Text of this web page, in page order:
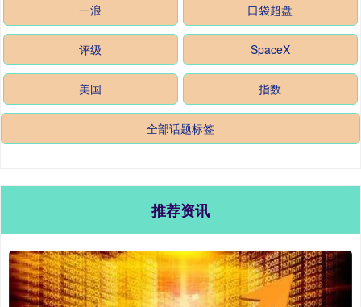
一浪 口袋超盘
评级 SpaceX
美国 指数
全部话题标签
推荐资讯